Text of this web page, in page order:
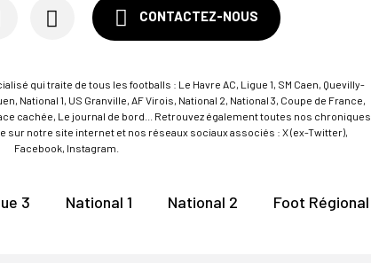
CONTACTEZ-NOUS
qui traite de tous les footballs : Le Havre AC, Ligue 1, SM Caen, Quevilly-
National 1, US Granville, AF Virois, National 2, National 3, Coupe de France,
cachée, Le journal de bord... Retrouvez également toutes nos chroniques
sur notre site internet et nos réseaux sociaux associés : X (ex-Twitter),
Facebook, Instagram.
3 National 1 National 2 Foot Régional